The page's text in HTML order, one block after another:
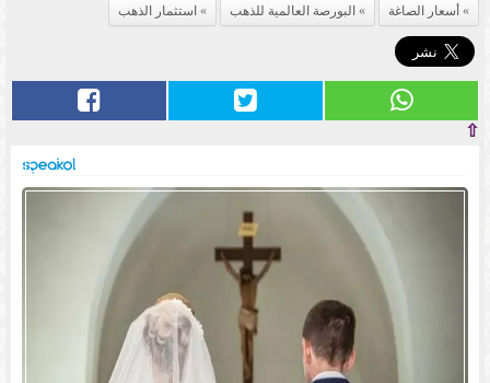
أسعار الصاغة
البورصة العالمية للذهب استثمار الذهب
⇧